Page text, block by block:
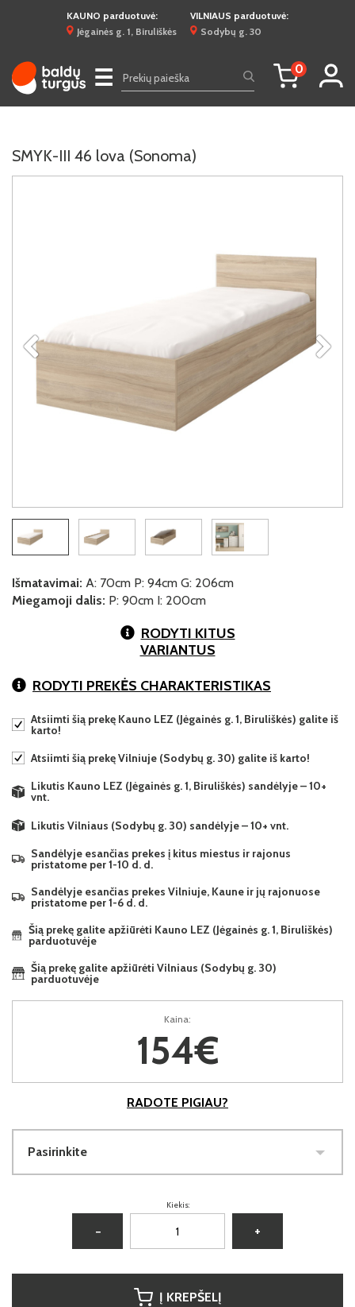
KAUNO parduotuvė:
Jėgainės g. 1, Biruliškės
VILNIAUS parduotuvė:
Sodybų g. 30
☰ 0
SMYK-III 46 lova (Sonoma)
Išmatavimai: A: 70cm P: 94cm G: 206cm
Miegamoji dalis: P: 90cm I: 200cm
RODYTI KITUS
VARIANTUS
RODYTI PREKĖS CHARAKTERISTIKAS
Atsiimti šią prekę Kauno LEZ (Jėgainės g. 1, Biruliškės) galite iš
karto!
Atsiimti šią prekę Vilniuje (Sodybų g. 30) galite iš karto!
Likutis Kauno LEZ (Jėgainės g. 1, Biruliškės) sandėlyje – 10+
vnt.
Likutis Vilniaus (Sodybų g. 30) sandėlyje – 10+ vnt.
Sandėlyje esančias prekes į kitus miestus ir rajonus
pristatome per 1-10 d. d.
Sandėlyje esančias prekes Vilniuje, Kaune ir jų rajonuose
pristatome per 1-6 d. d.
Šią prekę galite apžiūrėti Kauno LEZ (Jėgainės g. 1, Biruliškės)
parduotuvėje
Šią prekę galite apžiūrėti Vilniaus (Sodybų g. 30)
parduotuvėje
Kaina:
154€
RADOTE PIGIAU?
Pasirinkite
Kiekis:
− +
Į KREPŠELĮ